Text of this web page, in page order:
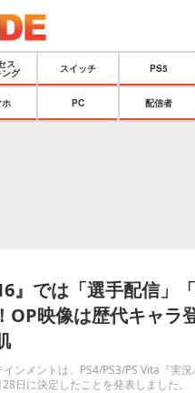
ス
ング
スイッチ PS5
ホ PC 配信者
』では「選手配信」
OP映像は歴代キャラ
ンメントは、PS4/PS3/PS Vita『実
日に決定したことを発表しました。